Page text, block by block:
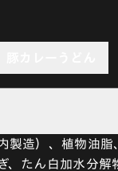
製造）、植物油
、たん白加水分